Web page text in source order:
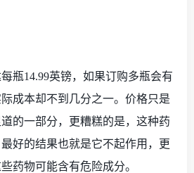
每瓶14.99英镑，如果订购多瓶会有
成本却不到几分之一。价格只是
的一部分，更糟糕的是，这种药
好的结果也就是它不起作用，更
药物可能含有危险成分。